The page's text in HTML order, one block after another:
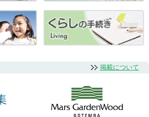
掲載について